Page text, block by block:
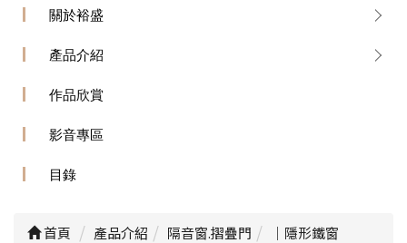
關於裕盛
產品介紹
作品欣賞
影音專區
目錄
首頁 產品介紹 隔音窗.摺疊門 ｜隱形鐵窗